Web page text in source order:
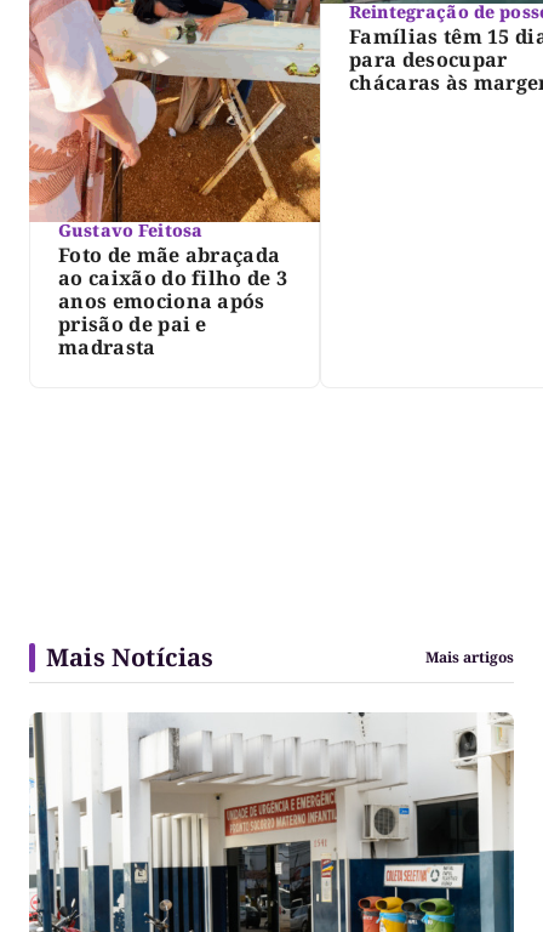
Gustavo Feitosa
Foto de mãe abraçada
ao caixão do filho de 3
anos emociona após
prisão de pai e
madrasta
Reintegração de
Famílias têm 15
para desocupar
chácaras às
Mais Notícias Mais artigos